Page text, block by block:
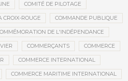
COMITÉ DE PILOTAGE
CROIX-ROUGE COMMANDE PUBLIQUE
DE L'INDÉPENDANCE
COMMERÇANTS COMMERCE
COMMERCE INTERNATIONAL
COMMERCE MARITIME INTERNATIONAL